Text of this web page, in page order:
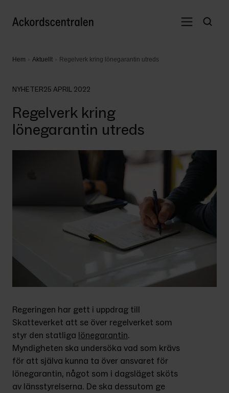
Hem Aktuellt Regelverk kring lönegarantin utreds
NYHETER25 APRIL 2022
Regelverk kring
lönegarantin utreds
Regeringen har gett i uppdrag till
Skatteverket att se över regelverket som
styr den statliga lönegarantin.
Myndigheten ska undersöka vad som krävs
för att själva kunna ta över ansvaret för
lönegarantin, något som i dagsläget sköts
av länsstyrelserna. De ska dessutom ge